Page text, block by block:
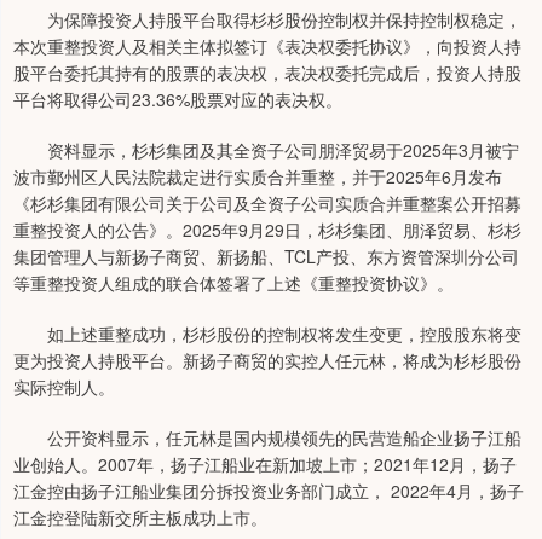
为保障投资人持股平台取得杉杉股份控制权并保持控制权稳定，
本次重整投资人及相关主体拟签订《表决权委托协议》，向投资人持
股平台委托其持有的股票的表决权，表决权委托完成后，投资人持股
平台将取得公司23.36%股票对应的表决权。
资料显示，杉杉集团及其全资子公司朋泽贸易于2025年3月被宁
波市鄞州区人民法院裁定进行实质合并重整，并于2025年6月发布
《杉杉集团有限公司关于公司及全资子公司实质合并重整案公开招募
重整投资人的公告》。2025年9月29日，杉杉集团、朋泽贸易、杉杉
集团管理人与新扬子商贸、新扬船、TCL产投、东方资管深圳分公司
等重整投资人组成的联合体签署了上述《重整投资协议》。
如上述重整成功，杉杉股份的控制权将发生变更，控股股东将变
更为投资人持股平台。新扬子商贸的实控人任元林，将成为杉杉股份
实际控制人。
公开资料显示，任元林是国内规模领先的民营造船企业扬子江船
业创始人。2007年，扬子江船业在新加坡上市；2021年12月，扬子
江金控由扬子江船业集团分拆投资业务部门成立， 2022年4月，扬子
江金控登陆新交所主板成功上市。